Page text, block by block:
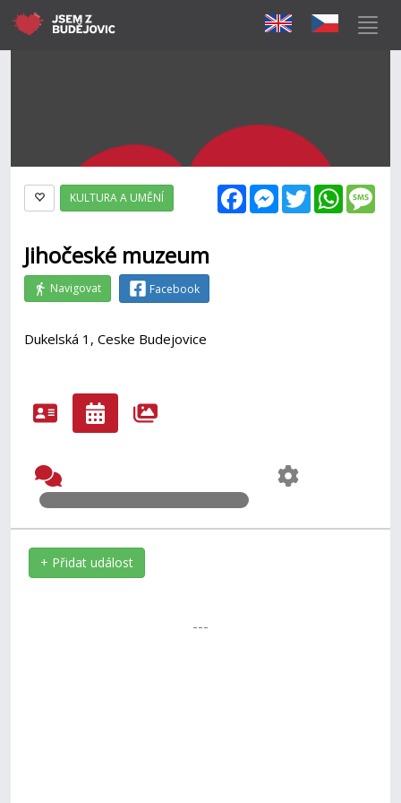
FacebookMessenger
Twitter
KULTURA A UMĚNÍ
Jihočeské muzeum
Navigovat Facebook
Dukelská 1, Ceske Budejovice
+ Přidat událost
---